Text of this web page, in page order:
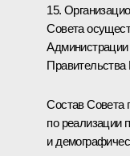
15.
Совета
Состав Совета
по реализации
и